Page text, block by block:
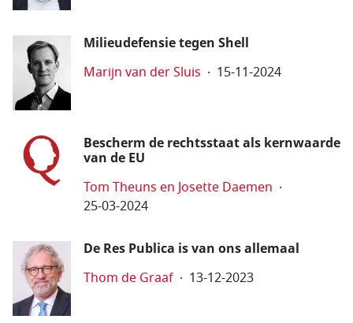
Milieudefensie tegen Shell
Marijn van der Sluis 15-11-2024
Bescherm de rechtsstaat als kernwaarde
van de EU
Tom Theuns en Josette Daemen
25-03-2024
De Res Publica is van ons allemaal
Thom de Graaf 13-12-2023